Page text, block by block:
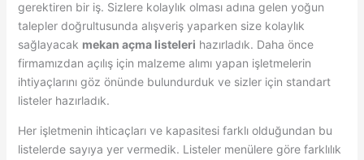
gerektiren bir iş. Sizlere kolaylık olması adına gelen yoğun
talepler doğrultusunda alışveriş yaparken size kolaylık
sağlayacak mekan açma listeleri hazırladık. Daha önce
firmamızdan açılış için malzeme alımı yapan işletmelerin
ihtiyaçlarını göz önünde bulundurduk ve sizler için standart
listeler hazırladık.
Her işletmenin ihticaçları ve kapasitesi farklı olduğundan bu
listelerde sayıya yer vermedik. Listeler menülere göre farklılık